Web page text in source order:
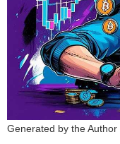
Generated by the Author